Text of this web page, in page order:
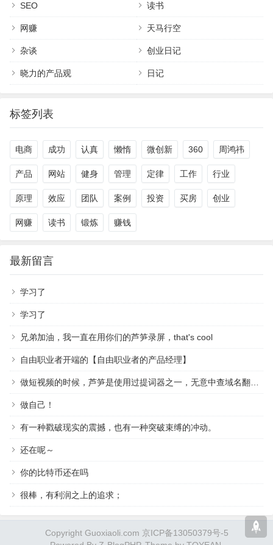
SEO 读书
网赚 天马行空
杂谈 创业日记
晓力的产品观 日记
标签列表
电商 成功 认真 懒惰 微创新 360 周鸿祎
产品 网站 健身 管理 定律 工作 行业
原理 效应 团队 案例 投资 买房 创业
网赚 读书 锻炼 赚钱
最新留言
学习了
学习了
兄弟加油，我一直在用你们的芦笋录屏，that's cool
自由职业者开端的【自由职业者的产品经理】
做短视频的时候，芦笋是使用过提词器之一，无意中查域名翻到作者，祝越来越好
做自己！
有一种戳破现实的震撼，也有一种突破束缚的冲动。
还在呢～
你的比特币还在吗
很棒，有利润之上的追求；
Copyright Guoxiaoli.com 京ICP备13050379号-5